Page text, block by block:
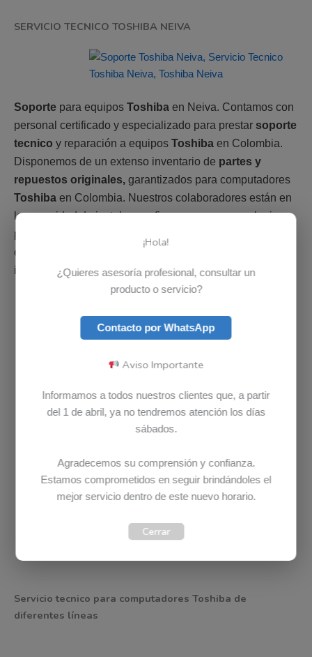
SERVICIO TECNICO TOSHIBA NEIVA
Soporte para equipos Toshiba en Neiva. Contamos con
personal certificado y especializado para prestar soporte
tecnico y reparación a equipos Toshiba en Colombia.
Disponemos de un extenso inventario de partes y
repuestos originales, garantizados para computadores
Toshiba en Colombia. Nuestros colaboradores están en
la capacidad de instalar, configurar o reparar cualquier
parte de un computador
esta disponible en el país, es posible solicitarla bajo
importación.
DIAGNOSTICO TOSHIBA COMPLETAMENTE GRATIS
costo, revisamos su computador
Toshiba
GRATIS.
Ponemos a su disposición un equipo de profesionales e
cualquier dispositivoToshiba
CONTACTA A UN ASESOR DE SERVICIO PARA MAS
INFORMACION
Tienda Bludet
Servicio tecnico para computadores Toshiba de
diferentes líneas
¡Hola!
¿Quieres asesoría profesional, consultar un
producto o servicio?
Contacto por WhatsApp
Aviso Importante
Informamos a todos nuestros clientes que, a partir
del 1 de abril, ya no tendremos atención los días
sábados.
Agradecemos su comprensión y confianza.
Estamos comprometidos en seguir brindándoles el
mejor servicio dentro de este nuevo horario.
Cerrar